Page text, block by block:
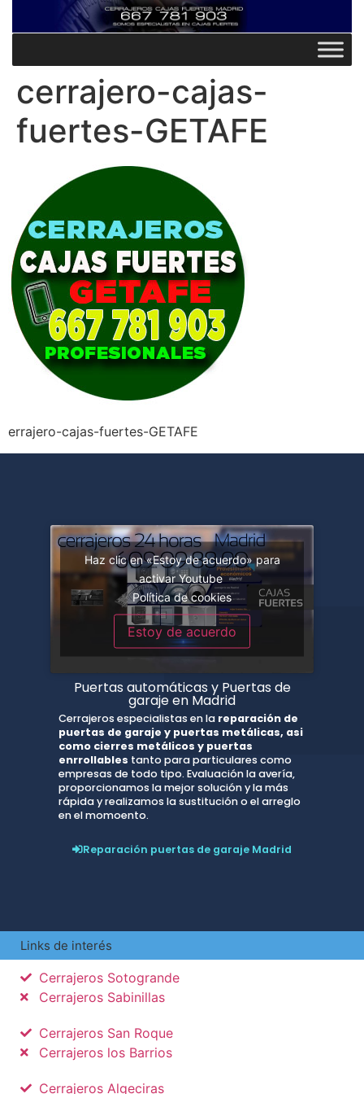
cerrajero-cajas-
fuertes-GETAFE
errajero-cajas-fuertes-GETAFE
Haz clic en «Estoy de acuerdo» para
activar Youtube
Política de cookies
Estoy de acuerdo
Puertas automáticas y Puertas de
garaje en Madrid
Cerrajeros especialistas en la reparación de
puertas de garaje y puertas metálicas, asi
como cierres metálicos y puertas
enrrollables tanto para particulares como
empresas de todo tipo. Evaluación la avería,
proporcionamos la mejor solución y la más
rápida y realizamos la sustitución o el arreglo
en el momoento.
Reparación puertas de garaje Madrid
Links de interés
Cerrajeros Sotogrande
Cerrajeros Sabinillas
Cerrajeros San Roque
Cerrajeros los Barrios
Cerrajeros Algeciras